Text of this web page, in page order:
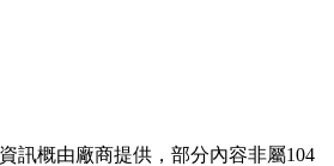
訊概由廠商提供，部分內容非屬104